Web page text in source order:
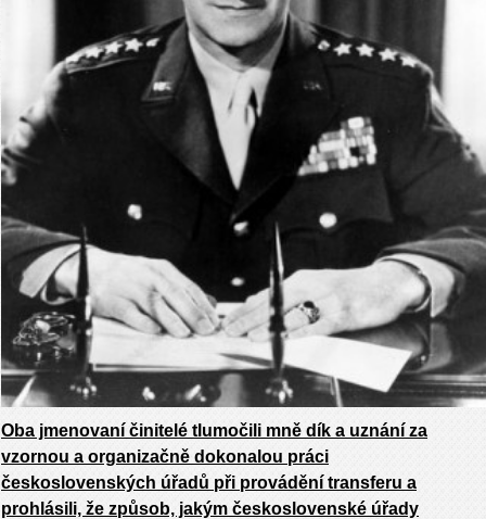
Oba jmenovaní činitelé tlumočili mně dík a uznání za
vzornou a organizačně dokonalou práci
československých úřadů při provádění transferu a
prohlásili, že způsob, jakým československé úřady